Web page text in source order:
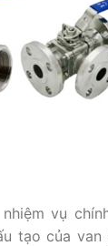
vụ
tạo của